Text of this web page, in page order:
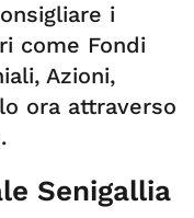
i
come Fondi
Azioni,
ora attraverso
Senigallia